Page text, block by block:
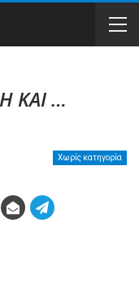
ΚΑΙ …
Χωρίς κατηγορία